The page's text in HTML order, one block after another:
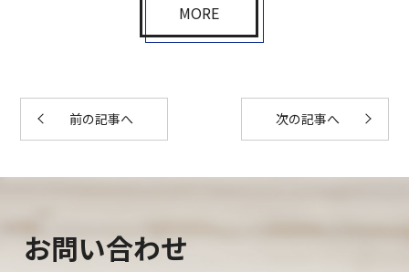
MORE
前の記事へ 次の記事へ
お問い合わせ